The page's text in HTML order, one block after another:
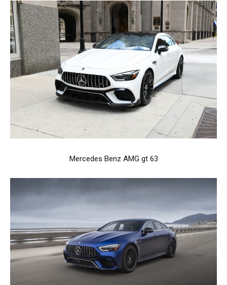
Mercedes Benz AMG gt 63